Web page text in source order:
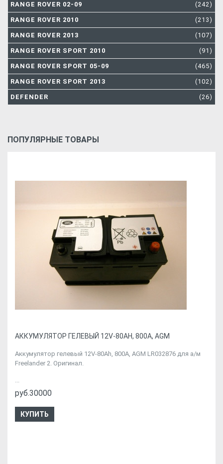
RANGE ROVER 02-09 (242)
RANGE ROVER 2010 (213)
RANGE ROVER 2013 (107)
RANGE ROVER SPORT 2010 (91)
RANGE ROVER SPORT 05-09 (465)
RANGE ROVER SPORT 2013 (102)
DEFENDER (26)
ПОПУЛЯРНЫЕ ТОВАРЫ
АККУМУЛЯТОР ГЕЛЕВЫЙ 12V-80AH, 800A, AGM
Аккумулятор гелевый 12V-80Ah, 800A, AGM LR032876 для а/м
Freelander 2. Оригинал.
...
руб.30000
КУПИТЬ